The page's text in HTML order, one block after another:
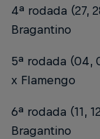
4ª rodada (27,
Bragantino
5ª rodada (04,
x Flamengo
6ª rodada (11,
Bragantino